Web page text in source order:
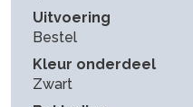
Uitvoering
Bestel
Kleur onderdeel
Zwart